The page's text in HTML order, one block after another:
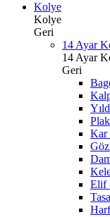
Kolye
Kolye
Geri
14 Ayar
14 Ayar
Geri
Kar
Elif